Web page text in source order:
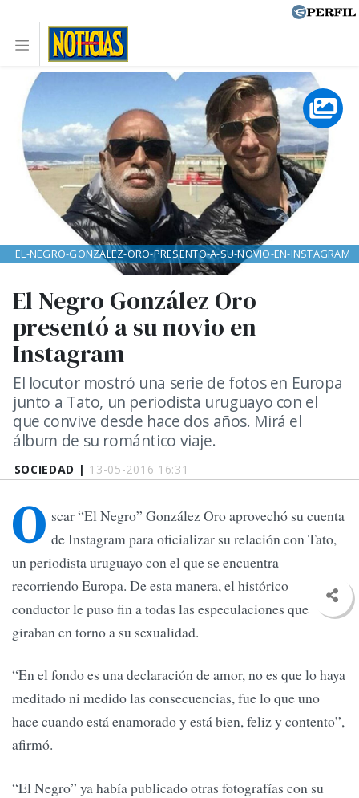
SOCIEDAD | 13-05-2016 16:31
El Negro González Oro
presentó a su novio en
Instagram
El locutor mostró una serie de fotos en Europa
junto a Tato, un periodista uruguayo con el
que convive desde hace dos años. Mirá el
álbum de su romántico viaje.
EL-NEGRO-GONZALEZ-ORO-PRESENTO-A-SU-NOVIO-EN-INSTAGRAM
O scar “El Negro” González Oro aprovechó su cuenta
de Instagram para oficializar su relación con Tato,
un periodista uruguayo con el que se encuentra
recorriendo Europa. De esta manera, el histórico
conductor le puso fin a todas las especulaciones que
giraban en torno a su sexualidad.
“En el fondo es una declaración de amor, no es que lo haya
meditado ni medido las consecuencias, fue lo que uno
hace cuando está enamorado y está bien, feliz y contento”,
afirmó.
“El Negro” ya había publicado otras fotografías con su